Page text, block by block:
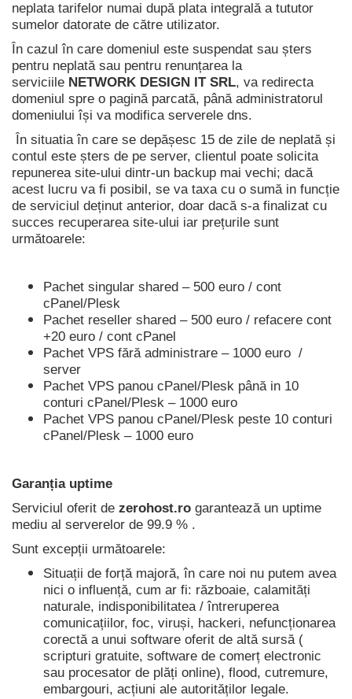
neplata tarifelor numai după plata integrală a tututor
sumelor datorate de către utilizator.
În cazul în care domeniul este suspendat sau șters
pentru neplată sau pentru renunțarea la
serviciile NETWORK DESIGN IT SRL, va redirecta
domeniul spre o pagină parcată, până administratorul
domeniului își va modifica serverele dns.
În situatia în care se depășesc 15 de zile de neplată și
contul este șters de pe server, clientul poate solicita
repunerea site-ului dintr-un backup mai vechi; dacă
acest lucru va fi posibil, se va taxa cu o sumă in funcție
de serviciul deținut anterior, doar dacă s-a finalizat cu
succes recuperarea site-ului iar prețurile sunt
următoarele:
Pachet singular shared – 500 euro / cont
cPanel/Plesk
Pachet reseller shared – 500 euro / refacere cont
+20 euro / cont cPanel
Pachet VPS fără administrare – 1000 euro /
server
Pachet VPS panou cPanel/Plesk până in 10
conturi cPanel/Plesk – 1000 euro
Pachet VPS panou cPanel/Plesk peste 10 conturi
cPanel/Plesk – 1000 euro
Garanția uptime
Serviciul oferit de zerohost.ro garantează un uptime
mediu al serverelor de 99.9 % .
Sunt excepții următoarele:
Situații de forță majoră, în care noi nu putem avea
nici o influență, cum ar fi: războaie, calamități
naturale, indisponibilitatea / întreruperea
comunicațiilor, foc, viruși, hackeri, nefuncționarea
corectă a unui software oferit de altă sursă (
scripturi gratuite, software de comerț electronic
sau procesator de plăți online), flood, cutremure,
embargouri, acțiuni ale autorităților legale.